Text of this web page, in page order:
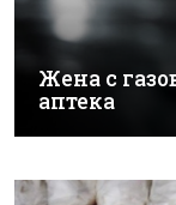
Жена с
аптека